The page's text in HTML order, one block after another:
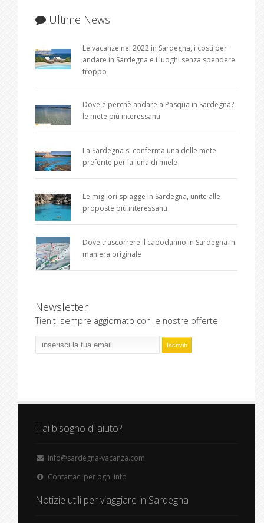
Ultime News
Le vacanze nel 2022 in Sardegna, i costi per
andare in Sardegna e i luoghi senza spendere
troppo
Dove e perchè andare a Pasqua in Sardegna?
le mete più interessanti
La Sardegna si conferma una delle mete
preferite per la luna di miele
Le migliori spiagge in Sardegna, unite alle
proposte più interessanti
Dove trascorrere il capodanno in Sardegna in
maniera originale
Newsletter
Tieniti sempre aggiornato con le nostre offerte
Hai bisogno di aiuto?
info@sardegna-vacanza.com
Contattaci per ogni info
Notizie utili per viaggiare in Sardegna